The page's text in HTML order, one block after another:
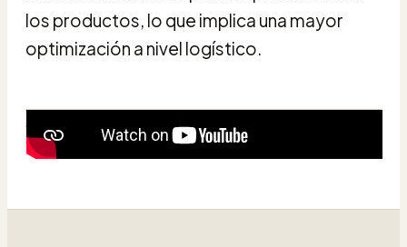
los productos, lo que implica una mayor
optimización a nivel logístico.